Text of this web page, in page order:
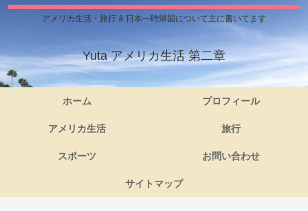
アメリカ生活・旅行 & 日本一時帰国について主に書いてます
Yuta アメリカ生活 第二章
ホーム プロフィール
アメリカ生活 旅行
スポーツ お問い合わせ
サイトマップ